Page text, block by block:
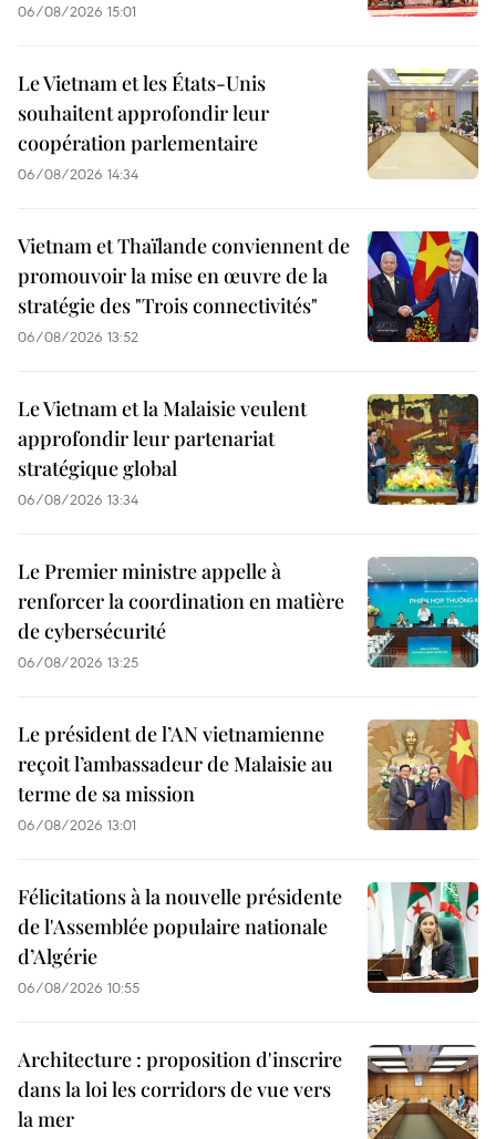
06/08/2026 15:01
Le Vietnam et les États-Unis
souhaitent approfondir leur
coopération parlementaire
06/08/2026 14:34
Vietnam et Thaïlande conviennent de
promouvoir la mise en œuvre de la
stratégie des "Trois connectivités"
06/08/2026 13:52
Le Vietnam et la Malaisie veulent
approfondir leur partenariat
stratégique global
06/08/2026 13:34
Le Premier ministre appelle à
renforcer la coordination en matière
de cybersécurité
06/08/2026 13:25
Le président de l’AN vietnamienne
reçoit l’ambassadeur de Malaisie au
terme de sa mission
06/08/2026 13:01
Félicitations à la nouvelle présidente
de l'Assemblée populaire nationale
d’Algérie
06/08/2026 10:55
Architecture : proposition d'inscrire
dans la loi les corridors de vue vers
la mer